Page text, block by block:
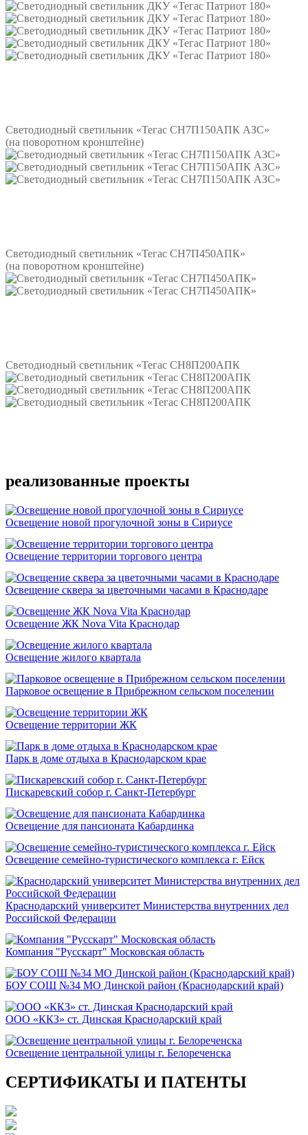
Светодиодный светильник «Тегас СН7П150АПК АЗС»
(на поворотном кронштейне)
Светодиодный светильник «Тегас СН7П450АПК»
(на поворотном кронштейне)
Светодиодный светильник «Тегас СН8П200АПК
реализованные проекты
Освещение новой прогулочной зоны в Сириусе
Освещение территории торгового центра
Освещение сквера за цветочными часами в Краснодаре
Освещение ЖК Nova Vita Краснодар
Освещение жилого квартала
Парковое освещение в Прибрежном сельском поселении
Освещение территории ЖК
Парк в доме отдыха в Краснодарском крае
Пискаревский собор г. Санкт-Петербург
Освещение для пансионата Кабардинка
Освещение семейно-туристического комплекса г. Ейск
Краснодарский университет Министерства внутренних дел
Российской Федерации
Компания "Русскарт" Московская область
БОУ СОШ №34 МО Динской район (Краснодарский край)
ООО «ККЗ» ст. Динская Краснодарский край
Освещение центральной улицы г. Белореченска
СЕРТИФИКАТЫ И ПАТЕНТЫ